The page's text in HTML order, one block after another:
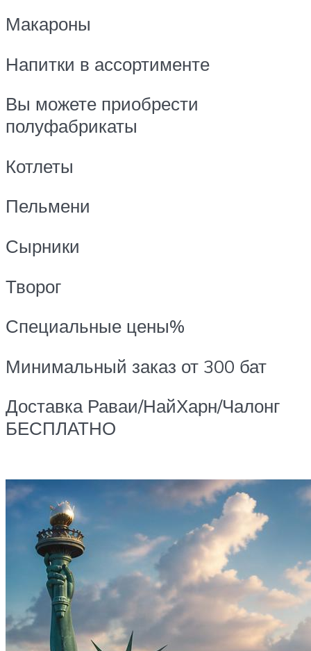
Макароны
Напитки в ассортименте
Вы можете приобрести
полуфабрикаты
Котлеты
Пельмени
Сырники
Творог
Специальные цены%
Минимальный заказ от 300 бат
Доставка Раваи/НайХарн/Чалонг
БЕСПЛАТНО